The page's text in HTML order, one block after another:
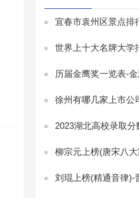
宜春市袁州区景点排行榜-宜春袁州区景点排
世界上十大名牌大学排行榜-世
历届金鹰奖一览表-金鸡奖历届获奖名
徐州有哪几家上市公司-
2023湖北高校录取分数线一览表-2023
柳宗元上榜(唐宋八大家之一
刘琨上榜(精通音律)-